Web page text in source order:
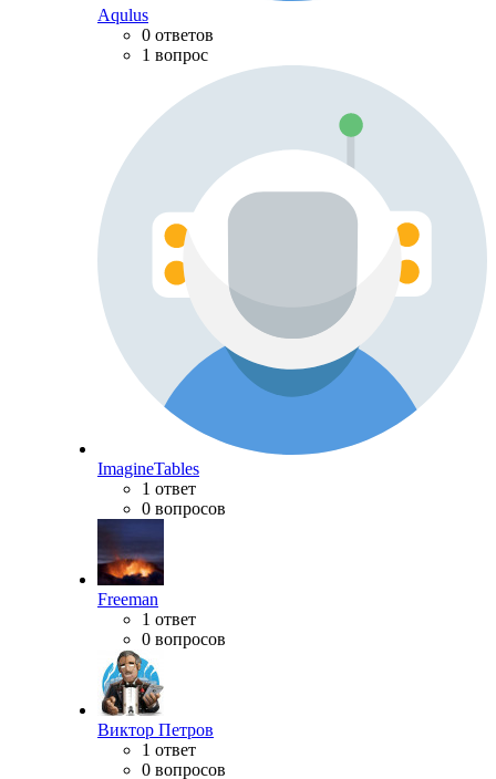
Aqulus
0 ответов
1 вопрос
ImagineTables
1 ответ
0 вопросов
Freeman
1 ответ
0 вопросов
Виктор Петров
1 ответ
0 вопросов